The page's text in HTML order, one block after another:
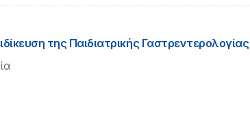
της Παιδιατρικής Γαστρεντερολογίας